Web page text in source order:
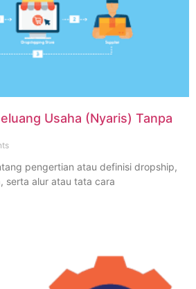
Usaha (Nyaris) Tanpa
pengertian atau definisi dropship,
serta alur atau tata cara